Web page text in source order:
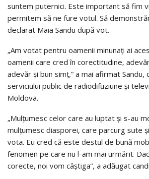
suntem puternici. Este important să fim
permitem să ne fure votul. Să
declarat Maia Sandu după vot.
„Am votat pentru oamenii minunați ai
oamenii care cred în corectitudine,
adevăr și bun simț,” a mai afirmat
serviciului public de radiodifuziune și
Moldova.
„Mulțumesc celor care au luptat și s-au
mulțumesc diasporei, care parcurg sute
vota. Eu cred că este destul de bună
fenomen pe care nu l-am mai urmărit.
corecte, noi vom câștiga”, a adăugat